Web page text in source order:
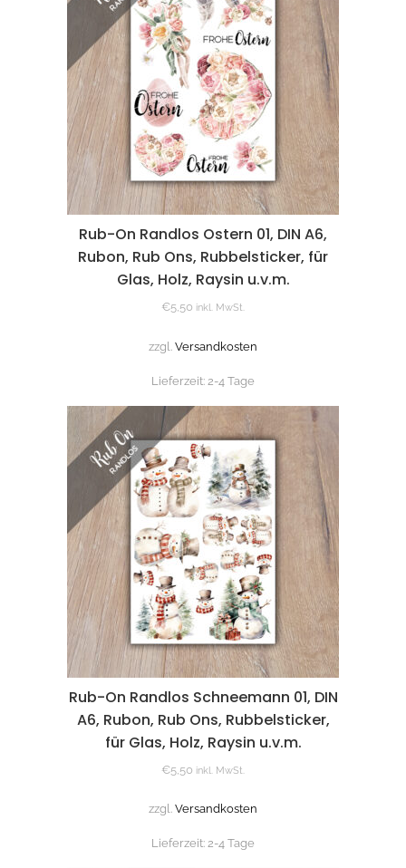
Rub-On Randlos Ostern 01, DIN A6,
Rubon, Rub Ons, Rubbelsticker, für
Glas, Holz, Raysin u.v.m.
€5,50 inkl. MwSt.
zzgl. Versandkosten
Lieferzeit: 2-4 Tage
Rub-On Randlos Schneemann 01, DIN
A6, Rubon, Rub Ons, Rubbelsticker,
für Glas, Holz, Raysin u.v.m.
€5,50 inkl. MwSt.
zzgl. Versandkosten
Lieferzeit: 2-4 Tage